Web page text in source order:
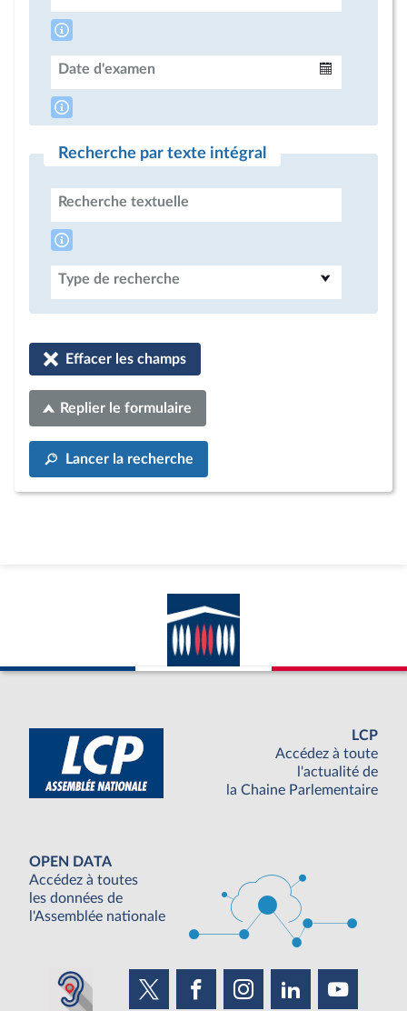
Date d'examen
Recherche par texte intégral
Recherche textuelle
Type de recherche
Effacer les champs
Replier le formulaire
Lancer la recherche
LCP
Accédez à toute
l'actualité de
la Chaine Parlementaire
OPEN DATA
Accédez à toutes
les données de
l'Assemblée nationale